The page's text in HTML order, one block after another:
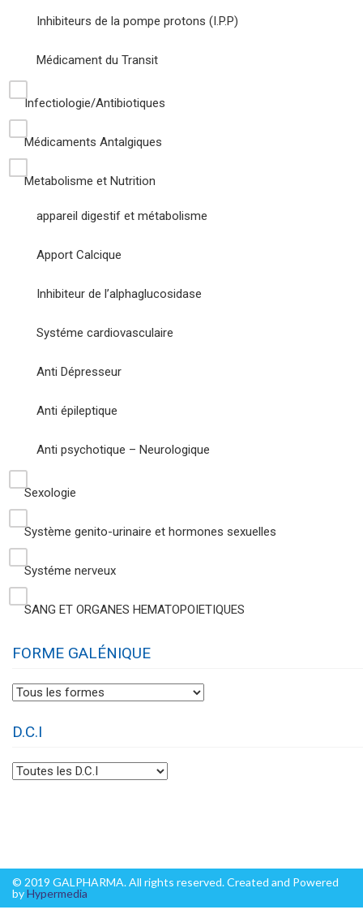
Inhibiteurs de la pompe protons (I.P.P)
Médicament du Transit
Infectiologie/Antibiotiques
Médicaments Antalgiques
Metabolisme et Nutrition
appareil digestif et métabolisme
Apport Calcique
Inhibiteur de l’alphaglucosidase
Systéme cardiovasculaire
Anti Dépresseur
Anti épileptique
Anti psychotique – Neurologique
Sexologie
Système genito-urinaire et hormones sexuelles
Systéme nerveux
SANG ET ORGANES HEMATOPOIETIQUES
FORME GALÉNIQUE
D.C.I
© 2019 GALPHARMA. All rights reserved. Created and Powered
byHypermedia